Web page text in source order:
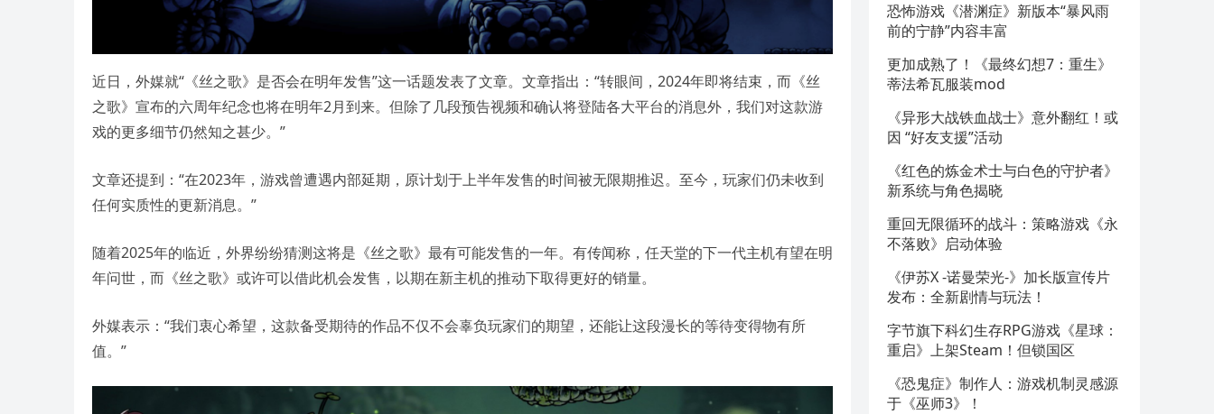
近日，外媒就“《丝之歌》是否会在明年发售”这一话题发表了文章。文章指出：“转眼间，2024年即将结束，而《丝
之歌》宣布的六周年纪念也将在明年2月到来。但除了几段预告视频和确认将登陆各大平台的消息外，我们对这款游
戏的更多细节仍然知之甚少。”
文章还提到：“在2023年，游戏曾遭遇内部延期，原计划于上半年发售的时间被无限期推迟。至今，玩家们仍未收到
任何实质性的更新消息。”
随着2025年的临近，外界纷纷猜测这将是《丝之歌》最有可能发售的一年。有传闻称，任天堂的下一代主机有望在明
年问世，而《丝之歌》或许可以借此机会发售，以期在新主机的推动下取得更好的销量。
外媒表示：“我们衷心希望，这款备受期待的作品不仅不会辜负玩家们的期望，还能让这段漫长的等待变得物有所
值。”
恐怖游戏《潜渊症》新版本“暴风雨
前的宁静”内容丰富
更加成熟了！《最终幻想7：重生》
蒂法希瓦服装mod
《异形大战铁血战士》意外翻红！或
因 “好友支援”活动
《红色的炼金术士与白色的守护者》
新系统与角色揭晓
重回无限循环的战斗：策略游戏《永
不落败》启动体验
《伊苏X -诺曼荣光-》加长版宣传片
发布：全新剧情与玩法！
字节旗下科幻生存RPG游戏《星球：
重启》上架Steam！但锁国区
《恐鬼症》制作人：游戏机制灵感源
于《巫师3》！